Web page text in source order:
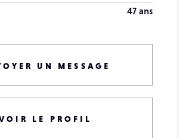
47 ans
UN MESSAGE
LE PROFIL